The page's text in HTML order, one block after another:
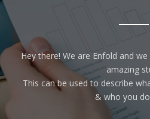
Hey there! We are Enfold and
amazing
This can be used to describe
& who you